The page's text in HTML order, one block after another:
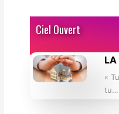
Ciel Ouvert
LA
«
tu…